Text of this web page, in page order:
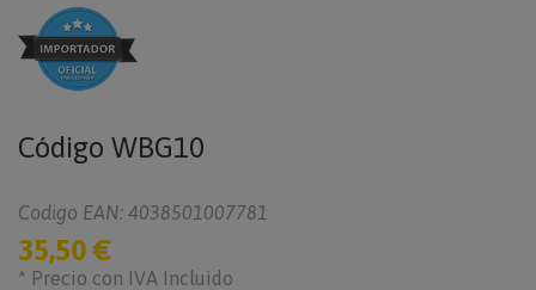
Código WBG10
Codigo EAN: 4038501007781
35,50 €
* Precio con IVA Incluido